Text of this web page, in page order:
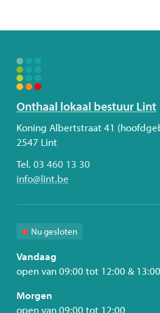
Volg
ons
Onthaal lokaal bestuur Lint
Adres
Koning Albertstraat 41
2547 Lint
Tel. 03 460 13 30
E-
info@lint.be
Nu gesloten
Vandaag
open van09:00 tot 12:00 & 13:00
Morgen
open van09:00 tot 12:00